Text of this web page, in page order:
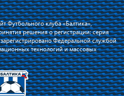
Футбольного клуба «Балтика»,
решения о регистрации: серия
Федеральной службой
технологий и массовых